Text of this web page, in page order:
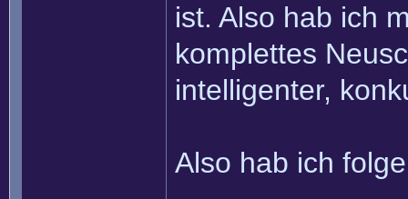
ist. Also hab ich
komplettes
intelligenter,
Also hab ich